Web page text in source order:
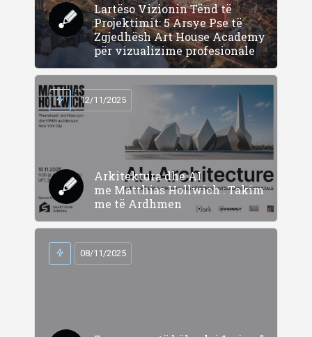
Lartëso Vizionin Tënd të
Projektimit: 5 Arsye Pse të
Zgjedhësh Art House Academy
për vizualizime profesionale
Arkitektura dhe AI
me Matthias Hollwich : Takim
me të Ardhmen
12/11/2025
08/11/2025